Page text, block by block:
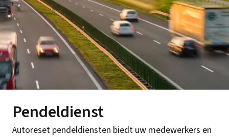
Pendeldienst
Autoreset pendeldiensten biedt uw medewerkers en